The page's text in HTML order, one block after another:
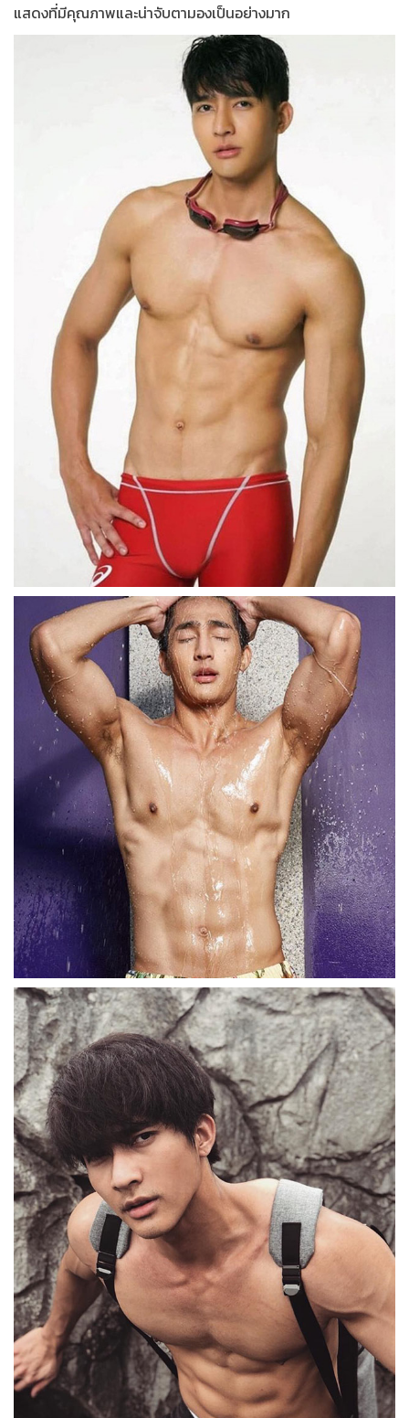
แสดงที่มีคุณภาพและน่าจับตามองเป็นอย่างมาก